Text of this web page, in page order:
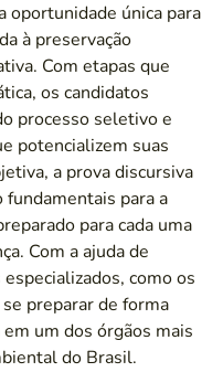
oportunidade única para
à preservação
Com etapas que
os candidatos
processo seletivo e
potencializem suas
a prova discursiva
para a
para cada uma
Com a ajuda de
como os
preparar de forma
um dos órgãos mais
do Brasil.